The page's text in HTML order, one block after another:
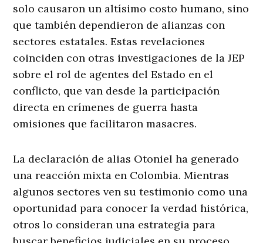
solo causaron un altísimo costo humano, sino
que también dependieron de alianzas con
sectores estatales. Estas revelaciones
coinciden con otras investigaciones de la JEP
sobre el rol de agentes del Estado en el
conflicto, que van desde la participación
directa en crímenes de guerra hasta
omisiones que facilitaron masacres.
La declaración de alias Otoniel ha generado
una reacción mixta en Colombia. Mientras
algunos sectores ven su testimonio como una
oportunidad para conocer la verdad histórica,
otros lo consideran una estrategia para